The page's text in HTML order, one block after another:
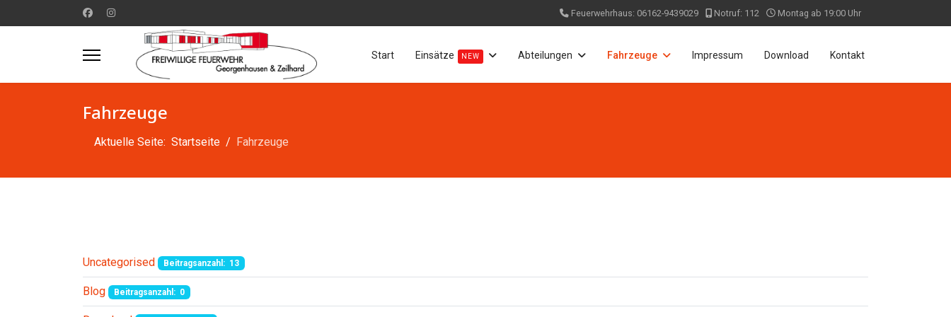
Feuerwehrhaus: 06162-9439029 Notruf: 112 Montag ab 19:00 Uhr
Start Einsätze NEW Abteilungen Fahrzeuge Impressum Download Kontakt
Fahrzeuge
Aktuelle Seite: Startseite Fahrzeuge
Uncategorised Beitragsanzahl: 13
Blog Beitragsanzahl: 0